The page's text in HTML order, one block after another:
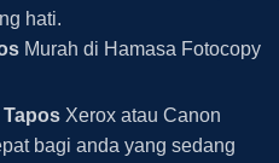
hati.
Murah di Hamasa Fotocopy
Xerox atau Canon
bagi anda yang sedang